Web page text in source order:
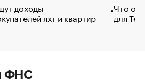
доходы
яхт и квартир
Что
для
ФНС